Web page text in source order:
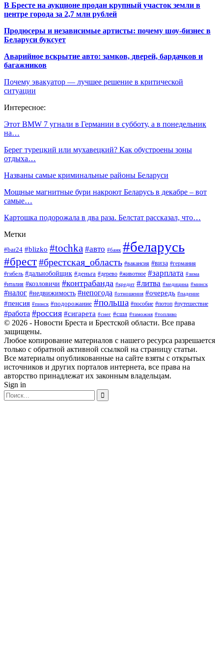
В Бресте на аукционе продан крупный участок земли в
центре города за 2,7 млн рублей
Продюсеры и независимые артисты: почему шоу-бизнес в
Беларуси буксует
Аварийное вскрытие авто: замков, дверей, бардачков и
багажников
Почему эвакуатор — лучшее решение в критической
ситуации
Интересное:
Этот BMW 7 угнали в Германии в субботу, а в понедельник
на…
Берег турецкий или мухавецкий? Как обустроены зоны
отдыха…
Названы самые криминальные районы Беларуси
Мощные магнитные бури накроют Беларусь в декабре – вот
самые…
Картошка подорожала в два раза. Белстат рассказал, что…
Метки
#bar24 #blizko #tochka #авто #банк #беларусь
#брест#брестская_область #вакансия #виза #германия
#гибель #дальнобойщик #деньга #дерево #животное #зарплата #зима
#италия #козловичи #контрабанда #кредит #литва #медицина #минск
#налог #недвижимость #непогода #отношения #очередь #падение
#пенсия #пинск #подорожание #польша #пособие #потоп #путешествие
#работа #россия #сигарета #снег #сша #таможня #топливо
© 2026 - Новости Бреста и Брестской области. Все права
защищены.
Любое копирование материалов с нашего ресурса разрешается
только с обратной активной ссылкой на страницу статьи.
Все материалы опубликованные на сайте взяты с открытых
источников и других порталов интернета, все права на
авторство принадлежат их законным владельцам.
Sign in